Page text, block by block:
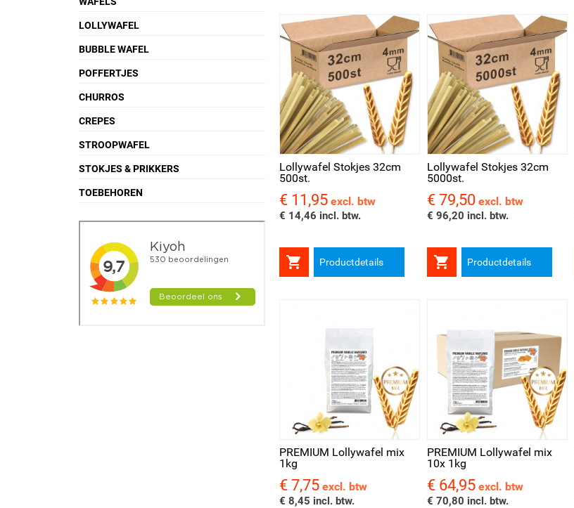
LOLLYWAFEL
BUBBLE WAFEL
POFFERTJES
CHURROS
CREPES
STROOPWAFEL
STOKJES & PRIKKERS
TOEBEHOREN
Lollywafel Stokjes 32cm
500st.
Prijs
€ 11,95 excl. btw
€ 14,46 incl. btw.
 Productdetails
Snel bekijken
Lollywafel Stokjes 32cm
5000st.
Prijs
€ 79,50 excl. btw
€ 96,20 incl. btw.
 Productdetails
Snel bekijken
PREMIUM Lollywafel mix
1kg
Prijs
€ 7,75 excl. btw
€ 8,45 incl. btw.
Snel bekijken
PREMIUM Lollywafel mix
10x 1kg
Prijs
€ 64,95 excl. btw
€ 70,80 incl. btw.
Snel bekijken